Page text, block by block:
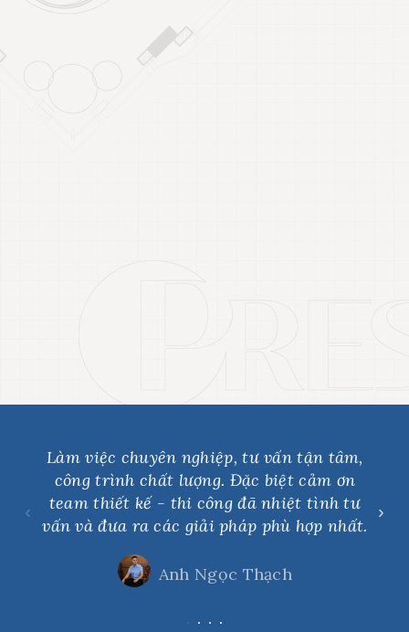
Làm việc chuyên nghiệp, tư vấn tận tâm,
công trình chất lượng. Đặc biệt cảm ơn
team thiết kế - thi công đã nhiệt tình tư
vấn và đưa ra các giải pháp phù hợp nhất.
Anh Ngọc Thạch